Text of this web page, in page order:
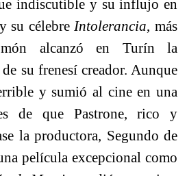
indiscutible y su influjo en
su célebre Intolerancia, más
alcanzó en Turín la
su frenesí creador. Aunque
y sumió al cine en una
de que Pastrone, rico y
la productora, Segundo de
película excepcional como